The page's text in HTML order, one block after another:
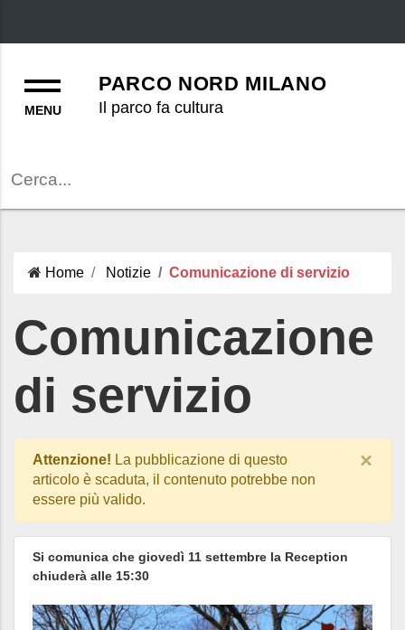
PARCO NORD MILANO
Il parco fa cultura
Home Notizie Comunicazione di servizio
Comunicazione
di servizio
Attenzione! La pubblicazione di questo
articolo è scaduta, il contenuto potrebbe non
essere più valido.
×
Si comunica che giovedì 11 settembre la Reception
chiuderà alle 15:30